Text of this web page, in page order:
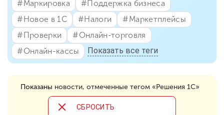
#⁣Маркировка
#⁣Поддержка бизнеса
#⁣Новое в 1С
#⁣Налоги
#⁣Маркетплейсы
#⁣Проверки
#⁣Онлайн-торговля
#⁣Онлайн-кассы
Показать все теги
Показаны новости, отмеченные тегом «Решения 1С»
CБРОСИТЬ